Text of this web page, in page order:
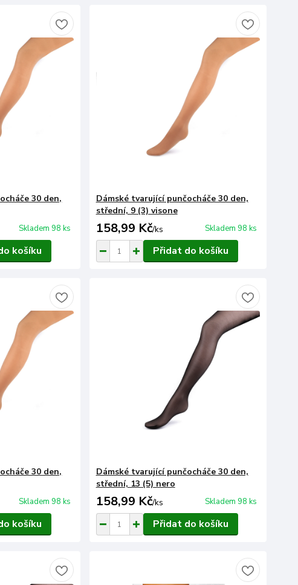
30 den,
Skladem 98 ks
košíku
Dámské tvarující punčocháče 30 den,
střední, 9 (3) visone
158,99 Kč/ks Skladem 98 ks
Přidat do košíku
30 den,
Skladem 98 ks
košíku
Dámské tvarující punčocháče 30 den,
střední, 13 (5) nero
158,99 Kč/ks Skladem 98 ks
Přidat do košíku